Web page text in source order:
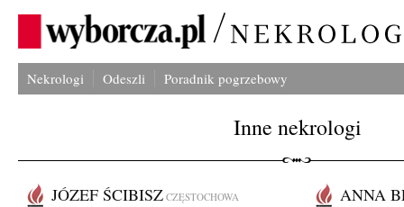
Nekrologi Odeszli Poradnik pogrzebowy
Inne nekrologi
JÓZEF ŚCIBISZ CZĘSTOCHOWA ANNA